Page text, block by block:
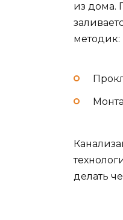
из дома.
методик:
делать